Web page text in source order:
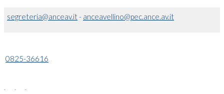
segreteria@anceav.it- anceavellino@pec.ance.av.it
0825-36616